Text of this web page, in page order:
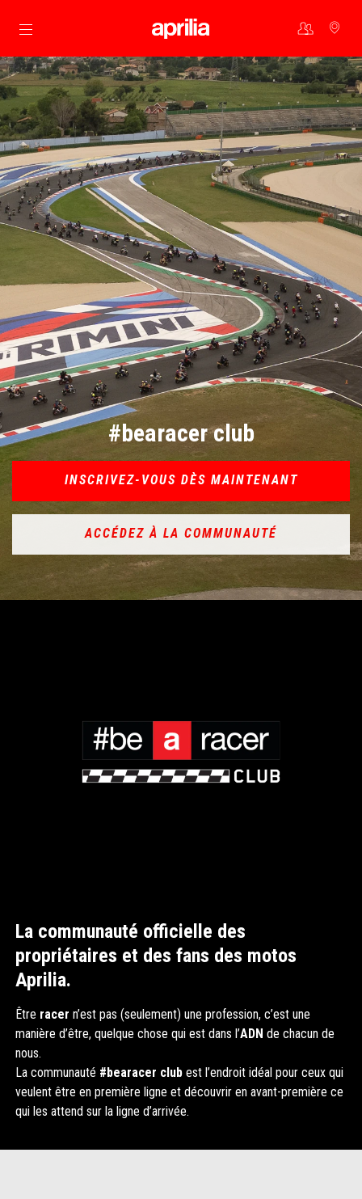
Aller au contenu principal
#bearacer club
INSCRIVEZ-VOUS DÈS MAINTENANT
ACCÉDEZ À LA COMMUNAUTÉ
La communauté officielle des
propriétaires et des fans des motos
Aprilia.
Être racer n’est pas (seulement) une profession, c’est une
manière d’être, quelque chose qui est dans l’ADN de chacun de
nous.
La communauté #bearacer clubest l’endroit idéal pour ceux qui
veulent être en première ligne et découvrir en avant-première ce
qui les attend sur la ligne d’arrivée.